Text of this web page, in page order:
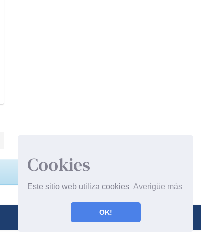
Cookies
Este sitio web utiliza cookies Averigüe más
OK!